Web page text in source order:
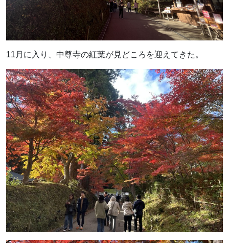
11月に入り、中尊寺の紅葉が見どころを迎えてきた。